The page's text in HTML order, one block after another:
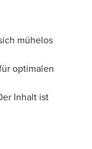
mühelos
optimalen
Inhalt ist